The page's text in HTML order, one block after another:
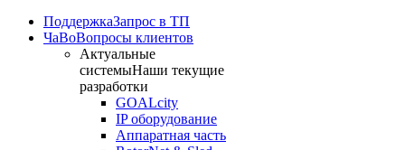
ПоддержкаЗапрос в ТП
ЧаВоВопросы клиентов
Актуальные
системыНаши текущие
разработки
GOALcity
IP оборудование
Аппаратная часть